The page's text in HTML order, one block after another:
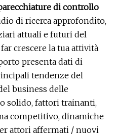
di controllo
di ricerca approfondito,
attuali e futuri del
crescere la tua attività
presenta dati di
tendenze del
business delle
solido, fattori trainanti,
competitivo, dinamiche
attori affermati / nuovi